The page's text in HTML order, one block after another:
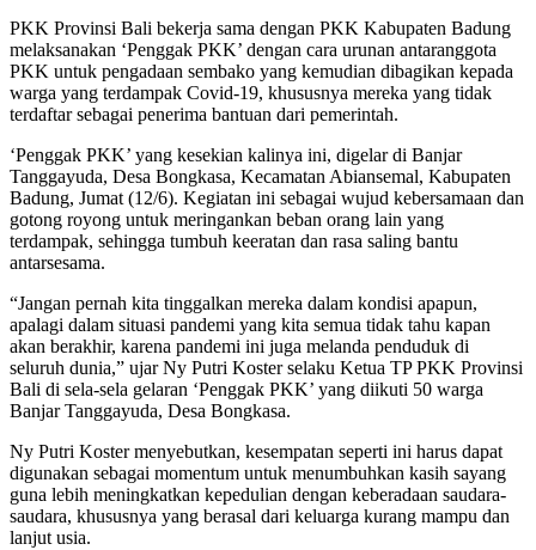
PKK Provinsi Bali bekerja sama dengan PKK Kabupaten Badung
melaksanakan ‘Penggak PKK’ dengan cara urunan antaranggota
PKK untuk pengadaan sembako yang kemudian dibagikan kepada
warga yang terdampak Covid-19, khususnya mereka yang tidak
terdaftar sebagai penerima bantuan dari pemerintah.
‘Penggak PKK’ yang kesekian kalinya ini, digelar di Banjar
Tanggayuda, Desa Bongkasa, Kecamatan Abiansemal, Kabupaten
Badung, Jumat (12/6). Kegiatan ini sebagai wujud kebersamaan dan
gotong royong untuk meringankan beban orang lain yang
terdampak, sehingga tumbuh keeratan dan rasa saling bantu
antarsesama.
“Jangan pernah kita tinggalkan mereka dalam kondisi apapun,
apalagi dalam situasi pandemi yang kita semua tidak tahu kapan
akan berakhir, karena pandemi ini juga melanda penduduk di
seluruh dunia,” ujar Ny Putri Koster selaku Ketua TP PKK Provinsi
Bali di sela-sela gelaran ‘Penggak PKK’ yang diikuti 50 warga
Banjar Tanggayuda, Desa Bongkasa.
Ny Putri Koster menyebutkan, kesempatan seperti ini harus dapat
digunakan sebagai momentum untuk menumbuhkan kasih sayang
guna lebih meningkatkan kepedulian dengan keberadaan saudara-
saudara, khususnya yang berasal dari keluarga kurang mampu dan
lanjut usia.